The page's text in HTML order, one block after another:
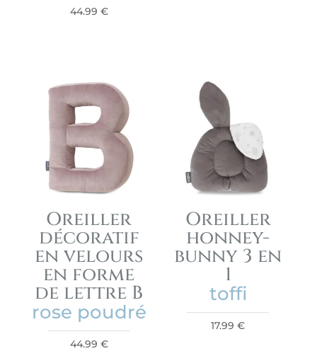
44.99 €
Oreiller
décoratif
en velours
en forme
de lettre B
rose poudré
44.99 €
Oreiller
honney-
bunny 3 en
1
toffi
17.99€